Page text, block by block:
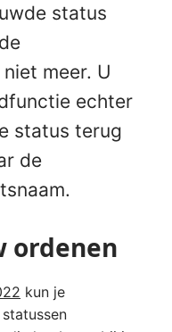
status
meer. U
echter
status terug
de
ordenen
kun je